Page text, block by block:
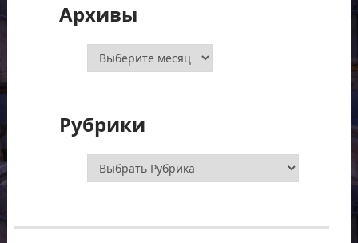
Архивы
Архивы
Рубрики
Рубрики